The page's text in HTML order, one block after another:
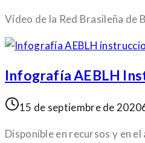
Vídeo de la Red Brasileña de
Infografía AEBLH
15 de septiembre de 2020
Disponible en recursos y en